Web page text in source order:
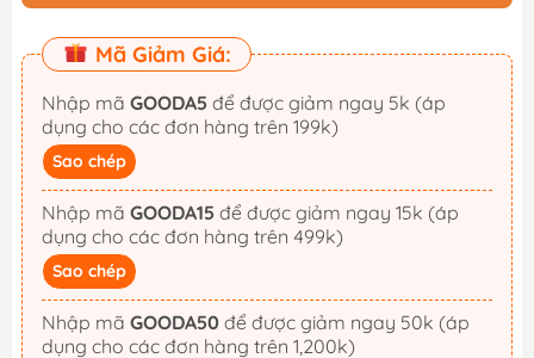
Mã Giảm Giá:
Nhập mã GOODA5
dụng cho các đơn hàng trên 199k)
Sao chép
Nhập mã GOODA15
dụng cho các đơn hàng trên 499k)
Sao chép
Nhập mã GOODA50
dụng cho các đơn hàng trên 1,200k)